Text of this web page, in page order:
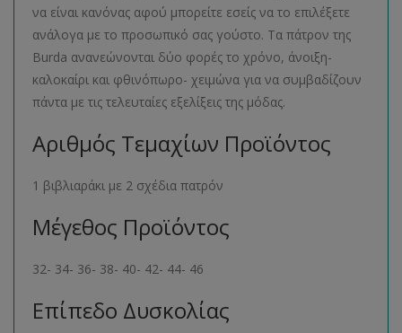
να είναι κανόνας αφού μπορείτε εσείς να το επιλέξετε
ανάλογα με το προσωπικό σας γούστο. Τα πάτρον της
Burda ανανεώνονται δύο φορές το χρόνο, άνοιξη-
καλοκαίρι και φθινόπωρο- χειμώνα για να συμβαδίζουν
πάντα με τις τελευταίες εξελίξεις της μόδας.
Αριθμός Τεμαχίων Προϊόντος
1 βιβλιαράκι με 2 σχέδια πατρόν
Μέγεθος Προϊόντος
32- 34- 36- 38- 40- 42- 44- 46
Επίπεδο Δυσκολίας